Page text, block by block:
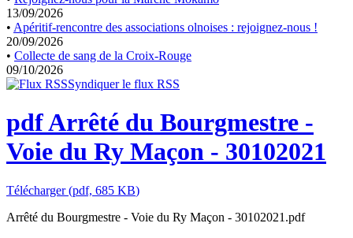
13/09/2026
• Apéritif-rencontre des associations olnoises : rejoignez-nous !
20/09/2026
• Collecte de sang de la Croix-Rouge
09/10/2026
Syndiquer le flux RSS
pdfArrêté du Bourgmestre -
Voie du Ry Maçon - 30102021
Télécharger(pdf, 685 KB)
Arrêté du Bourgmestre - Voie du Ry Maçon - 30102021.pdf